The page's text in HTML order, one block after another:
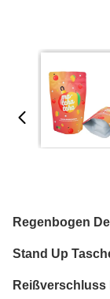
Regenbogen
Stand Up
Reißverschluss